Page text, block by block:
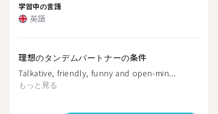
学習中の言語
英語
理想のタンデムパートナーの条件
Talkative, friendly, funny and open-min...
もっと見る